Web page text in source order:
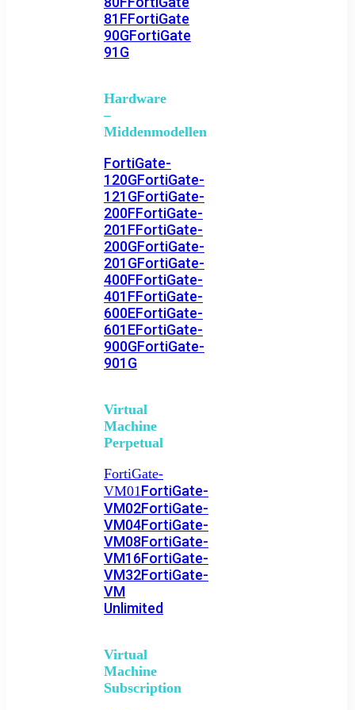
81FFortiGate
90GFortiGate
91G
Hardware
–
Middenmodellen
FortiGate-
120GFortiGate-
121GFortiGate-
200FFortiGate-
201FFortiGate-
200GFortiGate-
201GFortiGate-
400FFortiGate-
401FFortiGate-
600EFortiGate-
601EFortiGate-
900GFortiGate-
901G
Virtual
Machine
Perpetual
FortiGate-
VM01FortiGate-
VM02FortiGate-
VM04FortiGate-
VM08FortiGate-
VM16FortiGate-
VM32FortiGate-
VM
Unlimited
Virtual
Machine
Subscription